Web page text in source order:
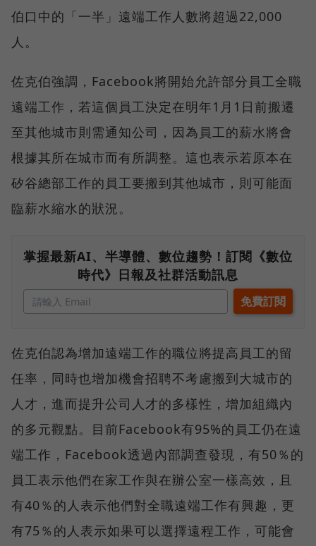
伯口中的「一半」遠端工作人數將超過22,000
人。
佐克伯強調，Facebook將開始允許部分員工全職
遠端工作，若這個員工決定在明年1月1日前搬遷
至其他城市則需通知公司，因為員工的薪水將會
根據其所在城市而有所調整。這也表示若原本在
矽谷總部工作的員工要搬到其他城市，則可能面
臨薪水縮水的狀況。
掌握最新AI、半導體、數位趨勢！訂閱《數位
時代》日報及社群活動訊息
佐克伯認為增加遠端工作的職位將提高員工的留
任率，同時也增加機會招聘不考慮搬到大城市的
人才，進而提升公司人才的多樣性，增加組織內
的多元觀點。目前Facebook有95%的員工仍在遠
端工作，Facebook透過內部調查發現，有50％的
員工表示他們在家工作與在辦公室一樣高效，且
有40％的人表示他們對全職遠端工作有興趣，更
有75％的人表示如果可以選擇遠程工作，可能會